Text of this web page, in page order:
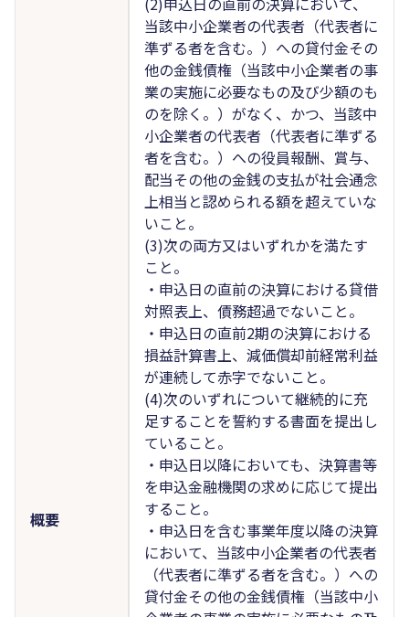
概要
当該中小企業者の代表者（代表者に
準ずる者を含む。）への貸付金その
他の金銭債権（当該中小企業者の事
業の実施に必要なもの及び少額のも
のを除く。）がなく、かつ、当該中
小企業者の代表者（代表者に準ずる
者を含む。）への役員報酬、賞与、
配当その他の金銭の支払が社会通念
上相当と認められる額を超えていな
いこと。
(3)次の両方又はいずれかを満たす
こと。
・申込日の直前の決算における貸借
対照表上、債務超過でないこと。
・申込日の直前2期の決算における
損益計算書上、減価償却前経常利益
が連続して赤字でないこと。
(4)次のいずれについて継続的に充
足することを誓約する書面を提出し
ていること。
・申込日以降においても、決算書等
を申込金融機関の求めに応じて提出
すること。
・申込日を含む事業年度以降の決算
において、当該中小企業者の代表者
（代表者に準ずる者を含む。）への
貸付金その他の金銭債権（当該中小